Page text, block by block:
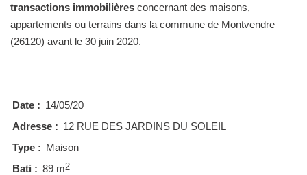
transactions immobilières concernant des maisons,
appartements ou terrains dans la commune de Montvendre
(26120) avant le 30 juin 2020.
Date : 14/05/20
Adresse : 12 RUE DES JARDINS DU SOLEIL
Type : Maison
Bati : 89 m2